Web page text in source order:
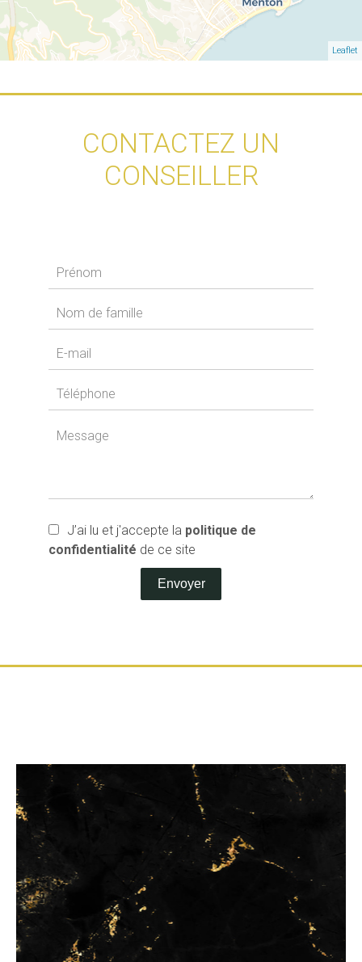
Leaflet
CONTACTEZ UN
CONSEILLER
J’ai lu et j'accepte la politique de
confidentialité de ce site
Envoyer